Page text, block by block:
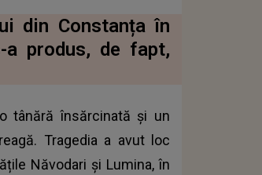
din Constanța în
produs, de fapt,
tânără însărcinată și un
Tragedia a avut loc
Năvodari și Lumina, în